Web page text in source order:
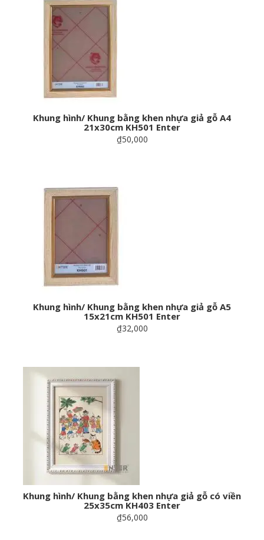
Khung hình/ Khung bằng khen nhựa giả gỗ A4
21x30cm KH501 Enter
₫50,000
Khung hình/ Khung bằng khen nhựa giả gỗ A5
15x21cm KH501 Enter
₫32,000
Khung hình/ Khung bằng khen nhựa giả gỗ có viền
25x35cm KH403 Enter
₫56,000